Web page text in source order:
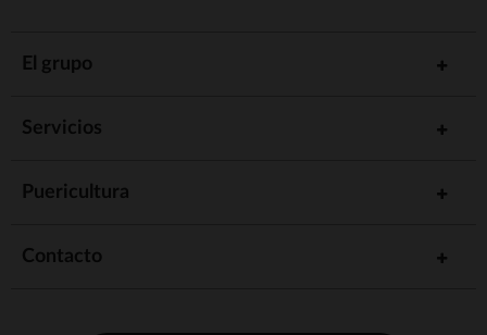
El grupo
Servicios
Puericultura
Contacto